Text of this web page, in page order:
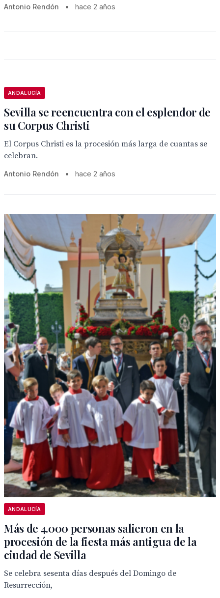
Antonio Rendón • hace 2 años
ANDALUCÍA
Sevilla se reencuentra con el esplendor de
su Corpus Christi
El Corpus Christi es la procesión más larga de cuantas se
celebran.
Antonio Rendón • hace 2 años
ANDALUCÍA
Más de 4.000 personas salieron en la
procesión de la fiesta más antigua de la
ciudad de Sevilla
Se celebra sesenta días después del Domingo de
Resurrección,